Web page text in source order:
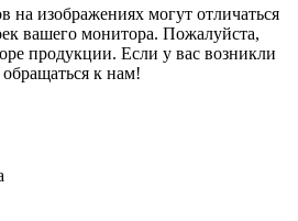
на изображениях могут отличаться
вашего монитора. Пожалуйста,
продукции. Если у вас возникли
к нам!